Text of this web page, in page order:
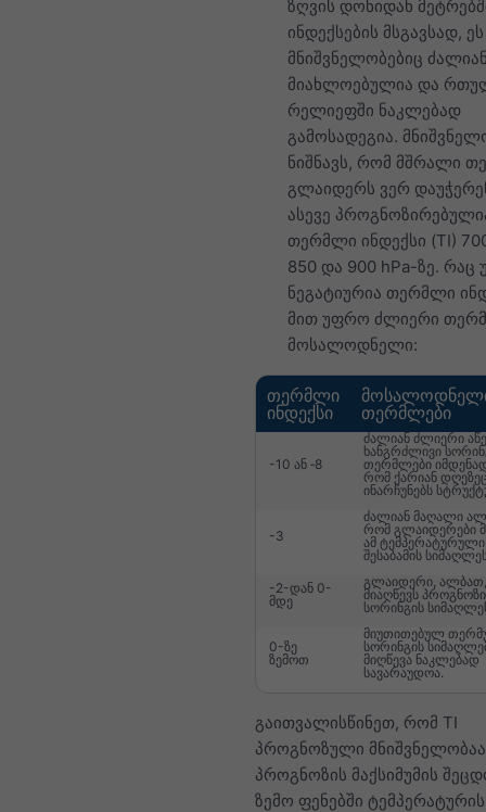
ზღვის დონიდან
ინდექსების მსგავსად, ეს
მნიშვნელობებიც
მიახლოებულია და
რელიეფში ნაკლებად
გამოსადეგია.
ნიშნავს, რომ მშრალი
გლაიდერს ვერ
ასევე
თერმლი ინდექსი (TI)
850 და 900 hPa-ზე.
ნეგატიურია თერმლი
მით უფრო ძლიერი
მოსალოდნელი:
თერმლი
ინდექსი
თერმლები
-10 ან ‑8
ძალიან ძლიერი
ხანგრძლივი
თერმლები
რომ ქარიან
ინარჩუნებს
-3
ძალიან მაღალი
რომ გლაიდერები
ამ ტემპერატურული
შესაბამის
-2-დან 0-
მდე
გლაიდერი,
მიაღწევს
სორინგის
0-ზე
ზემოთ
მიუთითებულ
სორინგის
მიღწევა ნაკლებად
სავარაუდოა.
გაითვალისწინეთ, რომ TI
პროგნოზული
პროგნოზის მაქსიმუმის
ზემო ფენებში ტემპერატურის